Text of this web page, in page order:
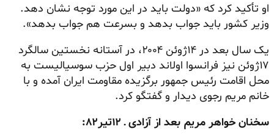
او تأکید کرد که «دولت باید در این مورد توجه نشان دهد.
وزیر کشور باید جواب بدهد و بسرعت هم جواب بدهد».
یک سال بعد در ۱۴ژوئن ۲۰۰۴، در آستانه نخستین سالگرد
۱۷ژوئن نیز فرانسوا اولاند دبیر اول حزب سوسیالیست به
محل اقامت رئیس جمهور برگزیده مقاومت ایران آمده و با
خانم مریم رجوی دیدار و گفتگو کرد.
سخنان خواهر مریم بعد از آزادی ـ ۱۲تیر۸۲: